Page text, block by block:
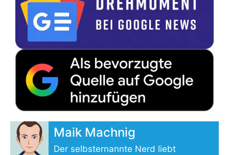
Maik Machnig
Der selbsternannte Nerd liebt